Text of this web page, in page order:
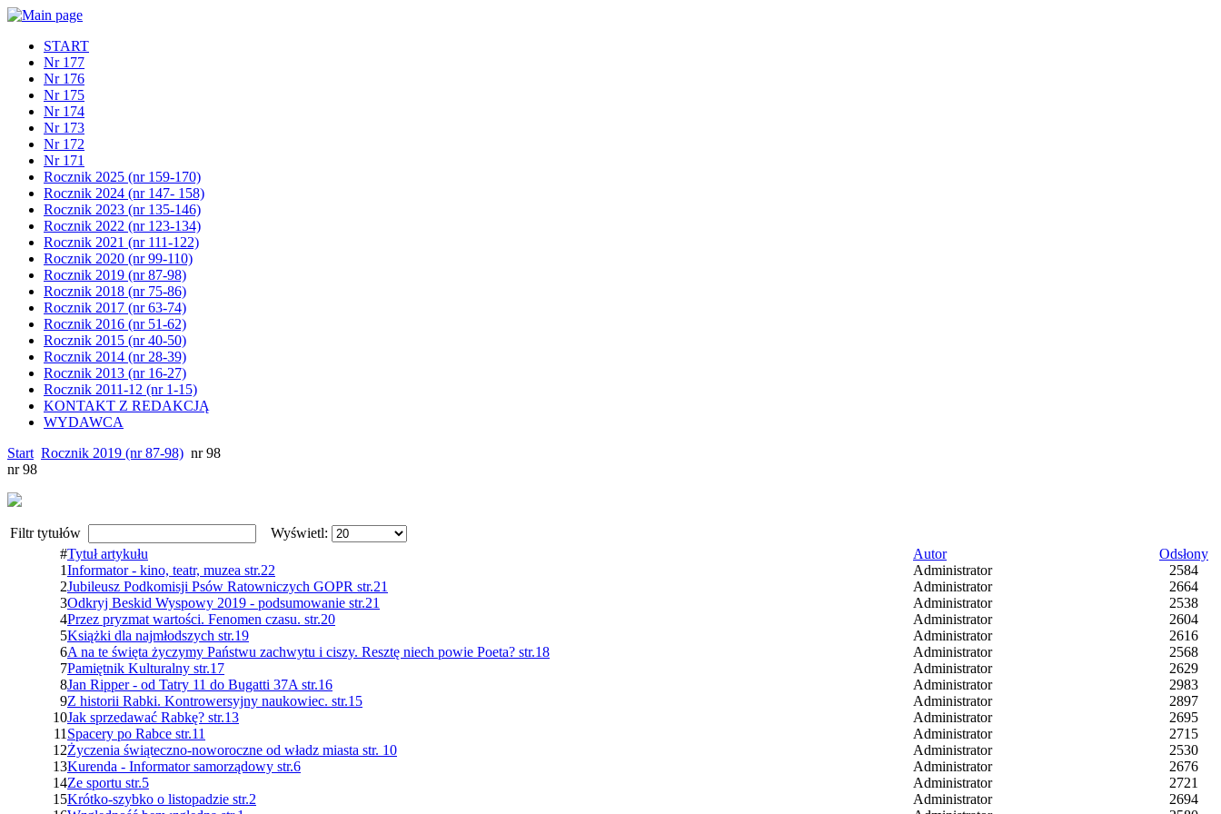
START
Nr 177
Nr 176
Nr 175
Nr 174
Nr 173
Nr 172
Nr 171
Rocznik 2025 (nr 159-170)
Rocznik 2024 (nr 147- 158)
Rocznik 2023 (nr 135-146)
Rocznik 2022 (nr 123-134)
Rocznik 2021 (nr 111-122)
Rocznik 2020 (nr 99-110)
Rocznik 2019 (nr 87-98)
Rocznik 2018 (nr 75-86)
Rocznik 2017 (nr 63-74)
Rocznik 2016 (nr 51-62)
Rocznik 2015 (nr 40-50)
Rocznik 2014 (nr 28-39)
Rocznik 2013 (nr 16-27)
Rocznik 2011-12 (nr 1-15)
KONTAKT Z REDAKCJĄ
WYDAWCA
Start Rocznik 2019 (nr 87-98) nr 98
nr 98
Filtr tytułów
Wyświetl:
#Tytuł artykułu Autor
Odsłony
1Informator - kino, teatr, muzea str.22 Administrator
2584
2Jubileusz Podkomisji Psów Ratowniczych GOPR str.21 Administrator
2664
3Odkryj Beskid Wyspowy 2019 - podsumowanie str.21 Administrator
2538
4Przez pryzmat wartości. Fenomen czasu. str.20 Administrator
2604
5Książki dla najmłodszych str.19 Administrator
2616
6A na te święta życzymy Państwu zachwytu i ciszy. Resztę niech powie Poeta? str.18 Administrator
2568
7Pamiętnik Kulturalny str.17 Administrator
2629
8Jan Ripper - od Tatry 11 do Bugatti 37A str.16 Administrator
2983
9Z historii Rabki. Kontrowersyjny naukowiec. str.15 Administrator
2897
10Jak sprzedawać Rabkę? str.13 Administrator
2695
11 Spacery po Rabce str.11 Administrator
2715
12Życzenia świąteczno-noworoczne od władz miasta str. 10 Administrator
2530
13Kurenda - Informator samorządowy str.6 Administrator
2676
14Ze sportu str.5 Administrator
2721
15Krótko-szybko o listopadzie str.2 Administrator
2694